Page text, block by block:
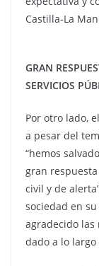
Castilla-La
GRAN
SERVICIOS
Por otro lado,
a pesar del
“hemos
gran
civil y de
sociedad en
agradecido
dado a lo